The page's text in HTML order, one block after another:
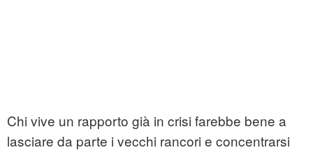
Chi vive un rapporto già in crisi farebbe bene a
lasciare da parte i vecchi rancori e concentrarsi